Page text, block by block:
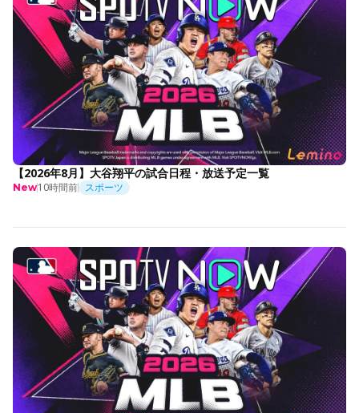
【2026年8月】大谷翔平の試合日程・放送予定一覧
New10時間前 スポーツ